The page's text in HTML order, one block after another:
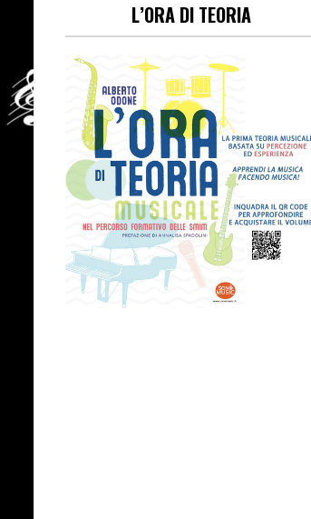
L’ORA DI TEORIA